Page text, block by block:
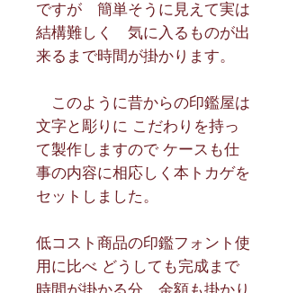
ですが　簡単そうに見えて実は
結構難しく　気に入るものが出
来るまで時間が掛かります。
このように昔からの印鑑屋は
文字と彫りに こだわりを持っ
て製作しますので ケースも仕
事の内容に相応しく本トカゲを
セットしました。
低コスト商品の印鑑フォント使
用に比べ どうしても完成まで